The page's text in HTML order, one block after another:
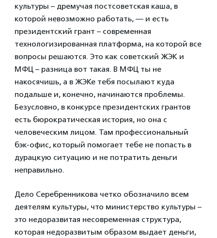
культуры – дремучая постсоветская каша, в
которой невозможно работать, — и есть
президентский грант – современная
технологизированная платформа, на которой все
вопросы решаются. Это как советский ЖЭК и
МФЦ – разница вот такая. В МФЦ ты не
накосячишь, а в ЖЭКе тебя посылают куда
подальше и, конечно, начинаются проблемы.
Безусловно, в конкурсе президентских грантов
есть бюрократическая история, но она с
человеческим лицом. Там профессиональный
бэк-офис, который помогает тебе не попасть в
дурацкую ситуацию и не потратить деньги
неправильно.
Дело Серебренникова четко обозначило всем
деятелям культуры, что министерство культуры –
это недоразвитая несовременная структура,
которая недоразвитым образом выдает деньги,